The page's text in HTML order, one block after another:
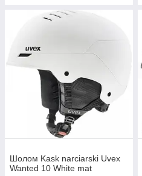
Шолом Kask narciarski Uvex
Wanted 10 White mat